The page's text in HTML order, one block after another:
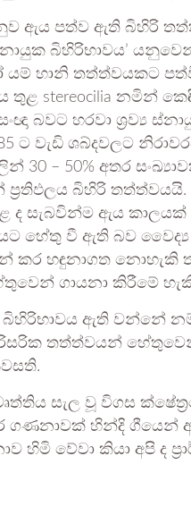
ඇය පත්ව ඇති බිහිරි
‘ස්නායුක බිහිරිභාවය’
හානි තත්ත්වයකට
stereocilia නමින්
බවට හරවා ශ්‍රව්‍ය
ට වැඩි ශබ්දවලට
30 – 50% අතර
ප්‍රතිඵලය බිහිරි
සැබවින්ම ඇය කාලයක්
හේතු වී ඇති බව වෛද්‍ය
කර හඳුනාගත නොහැකි
ගායනා කිරීමේ
ඇති වන්නේ
තත්ත්වයන්
සැල වූ විගස
හින්දි ගීයෙන්
වේවා කියා අපි ද